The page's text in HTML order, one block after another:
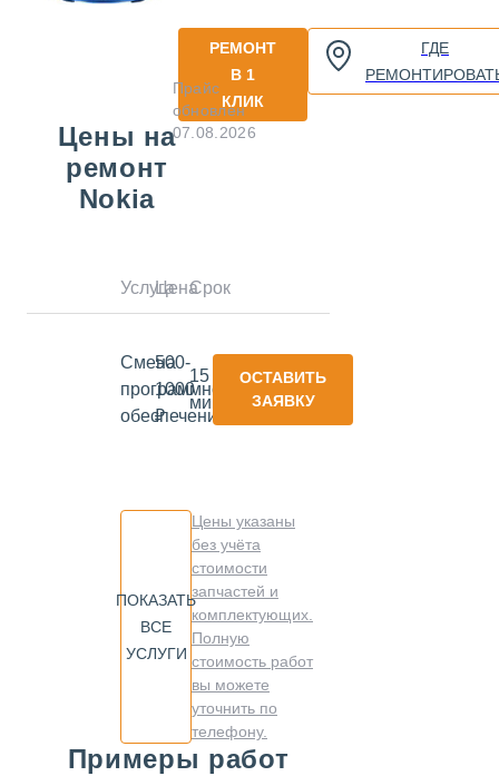
РЕМОНТ
В 1
КЛИК
ГДЕ
Цены на
ремонт
Nokia
Прайс
обновлен
07.08.2026
УслугаЦенаСрок
Смена
программного
обеспечения
500-
1000
₽
15
минут
ОСТАВИТЬ
ЗАЯВКУ
ПОКАЗАТЬ
ВСЕ
УСЛУГИ
Цены указаны
без учёта
стоимости
запчастей и
комплектующих.
Полную
стоимость работ
вы можете
уточнить по
телефону.
Примеры работ